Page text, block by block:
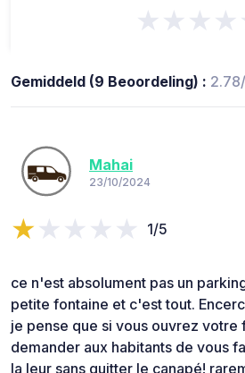
Gemiddeld (9 Beoordeling) :
Mahai
23/10/2024
1/5
ce n'est absolument pas un
petite fontaine et c'est tout.
je pense que si vous ouvrez
demander aux habitants de vous
la leur sans quitter le canapé!